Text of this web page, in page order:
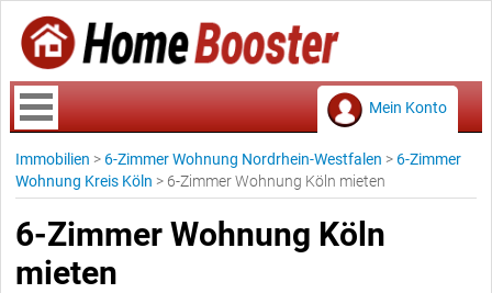
Mein Konto
Immobilien > 6-Zimmer Wohnung Nordrhein-Westfalen > 6-Zimmer
Wohnung Kreis Köln > 6-Zimmer Wohnung Köln mieten
6-Zimmer Wohnung Köln
mieten